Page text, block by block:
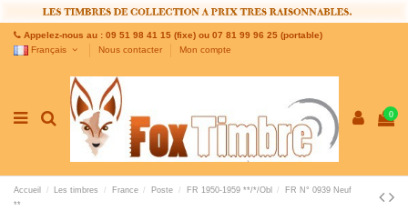
Appelez-nous au : 09 51 98 41 15 (fixe) ou 07 81 99 96 25 (portable)
Français
Nous contacter Mon compte
0
Accueil Les timbres France Poste FR 1950-1959 **/*/Obl
FR N° 0939 Neuf
**